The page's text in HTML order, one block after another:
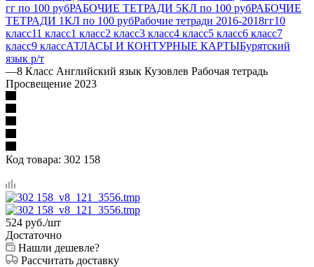
гг по 100 рубРАБОЧИЕ ТЕТРАДИ 5КЛ по 100 рубРАБОЧИЕ
ТЕТРАДИ 1КЛ по 100 рубРабочие тетради 2016-2018гг10
класс11 класс1 класс2 класс3 класс4 класс5 класс6 класс7
класс9 классАТЛАСЫ И КОНТУРНЫЕ КАРТЫБурятский
язык р/т
—8 Класс Английский язык Кузовлев Рабочая тетрадь
Просвещение 2023
Код товара: 302 158
524 руб./шт
Достаточно
Нашли дешевле?
Рассчитать доставку